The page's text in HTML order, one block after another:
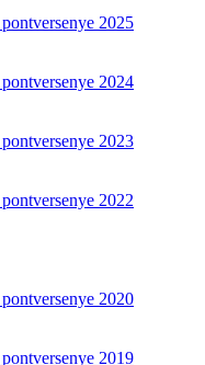
2025
2024
2023
2022
2020
2019